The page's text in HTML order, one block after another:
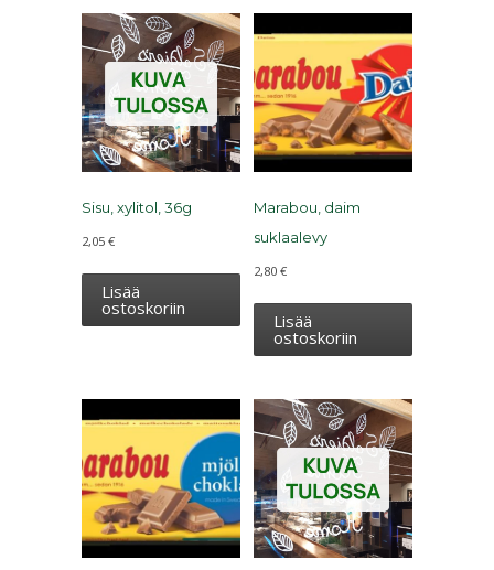
Sisu, xylitol, 36g
2,05 €
Lisää
ostoskoriin
Marabou, daim
suklaalevy
2,80 €
Lisää
ostoskoriin